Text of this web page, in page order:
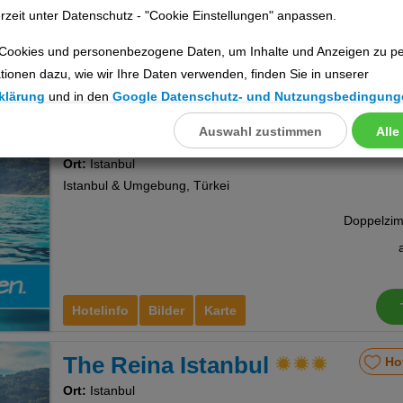
unter Datenschutz - "Cookie Einstellungen" anpassen.
und personenbezogene Daten, um Inhalte und Anzeigen zu
dazu, wie wir Ihre Daten verwenden, finden Sie in unserer
und in den Google Datenschutz- und
Alle
Auswahl zustimmen
Hotelinfo Bilder Karte
Ort:Istanbul
Istanbul & Umgebung, Türkei
The Reina Istanbul
Ort: Istanbul